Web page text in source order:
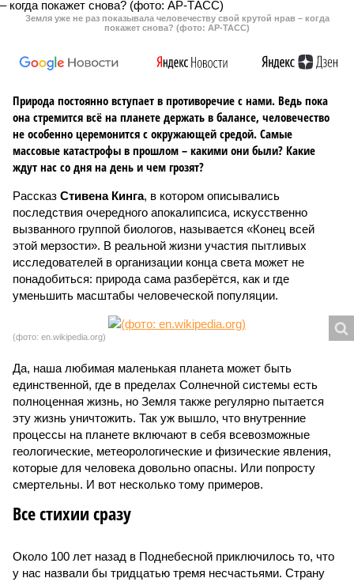
Земля уже не раз показывала человечеству свой крутой нрав – когда
покажет снова? (фото: АР-ТАСС)
Природа постоянно вступает в противоречие с нами. Ведь пока
она стремится всё на планете держать в балансе, человечество
не особенно церемонится с окружающей средой. Самые
массовые катастрофы в прошлом – какими они были? Какие
ждут нас со дня на день и чем грозят?
Рассказ Стивена Кинга, в котором описывались
последствия очередного апокалипсиса, искусственно
вызванного группой биологов, называется «Конец всей
этой мерзости». В реальной жизни участия пытливых
исследователей в организации конца света может не
понадобиться: природа сама разберётся, как и где
уменьшить масштабы человеческой популяции.
(фото: en.wikipedia.org)
Да, наша любимая маленькая планета может быть
единственной, где в пределах Солнечной системы есть
полноценная жизнь, но Земля также регулярно пытается
эту жизнь уничтожить. Так уж вышло, что внутренние
процессы на планете включают в себя всевозможные
геологические, метеорологические и физические явления,
которые для человека довольно опасны. Или попросту
смертельны. И вот несколько тому примеров.
Все стихии сразу
Около 100 лет назад в Поднебесной приключилось то, что
у нас назвали бы тридцатью тремя несчастьями. Страну